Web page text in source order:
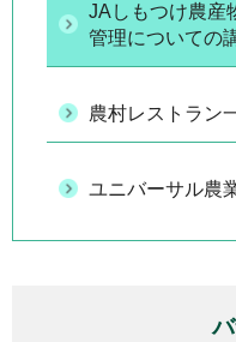
JAしもつけ農産
管理についての
農村レストラン
ユニバーサル農